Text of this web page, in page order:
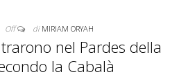
Off di MIRIAM ORYAH
nel Pardes della
la Cabalà